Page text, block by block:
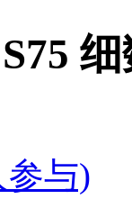
参与)